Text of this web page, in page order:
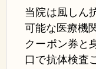
当院は風しん
可能な医療機
クーポン券と
口で抗体検査